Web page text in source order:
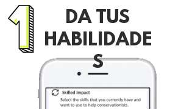
DA TUS
HABILIDADE
S